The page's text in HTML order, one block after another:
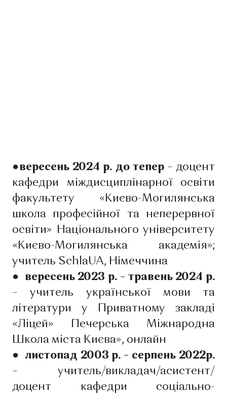
●вересень 2024 р. до тепер – доцент
кафедри міждисциплінарної освіти
факультету «Києво-Могилянська
школа професійної та неперервної
освіти» Національного університету
«Києво-Могилянська академія»;
учитель SchlaUA, Німеччина
● вересень 2023 р. – травень 2024 р.
– учитель української мови та
літератури у Приватному закладі
«Ліцей» Печерська Міжнародна
Школа міста Києва», онлайн
● листопад 2003 р. – серпень 2022р.
– учитель/викладач/асистент/
доцент кафедри соціально-